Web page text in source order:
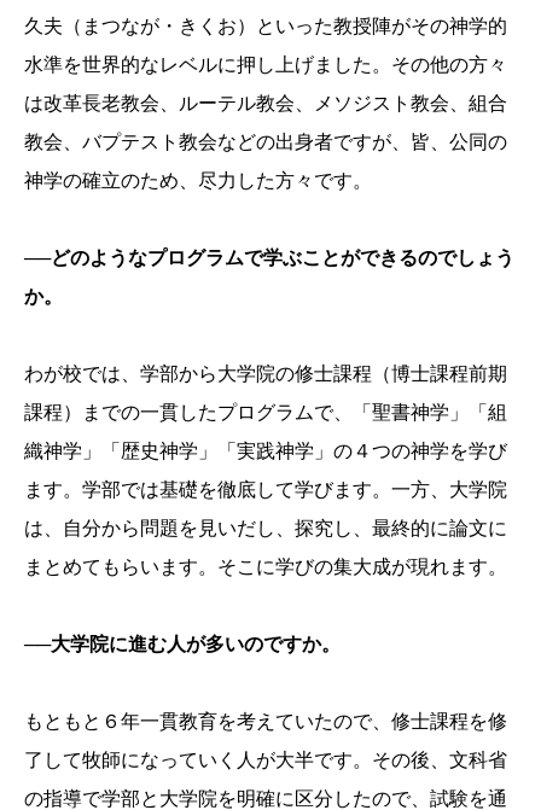
久夫（まつなが・きくお）といった教授陣がその神学的
水準を世界的なレベルに押し上げました。その他の方々
は改革長老教会、ルーテル教会、メソジスト教会、組合
教会、バプテスト教会などの出身者ですが、皆、公同の
神学の確立のため、尽力した方々です。
──どのようなプログラムで学ぶことができるのでしょう
か。
わが校では、学部から大学院の修士課程（博士課程前期
課程）までの一貫したプログラムで、「聖書神学」「組
織神学」「歴史神学」「実践神学」の４つの神学を学び
ます。学部では基礎を徹底して学びます。一方、大学院
は、自分から問題を見いだし、探究し、最終的に論文に
まとめてもらいます。そこに学びの集大成が現れます。
──大学院に進む人が多いのですか。
もともと６年一貫教育を考えていたので、修士課程を修
了して牧師になっていく人が大半です。その後、文科省
の指導で学部と大学院を明確に区分したので、試験を通